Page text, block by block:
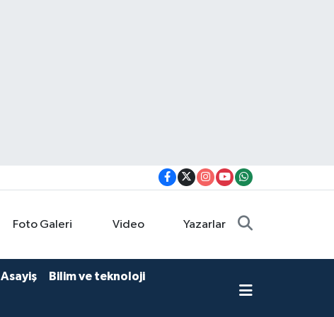
Foto Galeri Video Yazarlar
Asayiş Bilim ve teknoloji